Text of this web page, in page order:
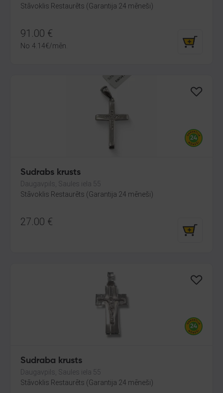
Stāvoklis Restaurēts (Garantija 24 mēneši)
91.00 €
No 4.14€/mēn.
Sudrabs krusts
Daugavpils, Saules iela 55
Stāvoklis Restaurēts (Garantija 24 mēneši)
27.00 €
Sudraba krusts
Daugavpils, Saules iela 55
Stāvoklis Restaurēts (Garantija 24 mēneši)